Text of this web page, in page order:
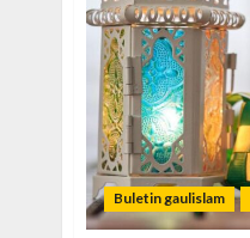
Buletin gaulislam